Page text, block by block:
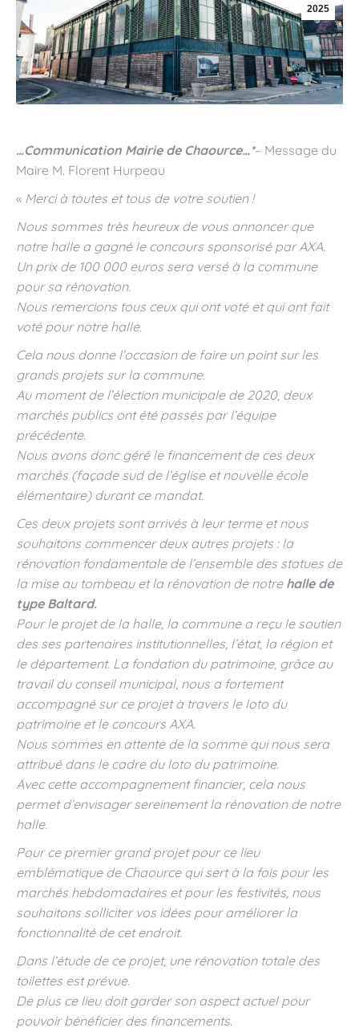
2025
…Communication Mairie de Chaource…*– Message du
Maire M. Florent Hurpeau
« Merci à toutes et tous de votre soutien !
Nous sommes très heureux de vous annoncer que
notre halle a gagné le concours sponsorisé par AXA.
Un prix de 100 000 euros sera versé à la commune
pour sa rénovation.
Nous remercions tous ceux qui ont voté et qui ont fait
voté pour notre halle.
Cela nous donne l’occasion de faire un point sur les
grands projets sur la commune.
Au moment de l’élection municipale de 2020, deux
marchés publics ont été passés par l’équipe
précédente.
Nous avons donc géré le financement de ces deux
marchés (façade sud de l’église et nouvelle école
élémentaire) durant ce mandat.
Ces deux projets sont arrivés à leur terme et nous
souhaitons commencer deux autres projets : la
rénovation fondamentale de l’ensemble des statues de
la mise au tombeau et la rénovation de notre halle de
type Baltard.
Pour le projet de la halle, la commune a reçu le soutien
des ses partenaires institutionnelles, l’état, la région et
le département. La fondation du patrimoine, grâce au
travail du conseil municipal, nous a fortement
accompagné sur ce projet à travers le loto du
patrimoine et le concours AXA.
Nous sommes en attente de la somme qui nous sera
attribué dans le cadre du loto du patrimoine.
Avec cette accompagnement financier, cela nous
permet d’envisager sereinement la rénovation de notre
halle.
Pour ce premier grand projet pour ce lieu
emblématique de Chaource qui sert à la fois pour les
marchés hebdomadaires et pour les festivités, nous
souhaitons solliciter vos idées pour améliorer la
fonctionnalité de cet endroit.
Dans l’étude de ce projet, une rénovation totale des
toilettes est prévue.
De plus ce lieu doit garder son aspect actuel pour
pouvoir bénéficier des financements.